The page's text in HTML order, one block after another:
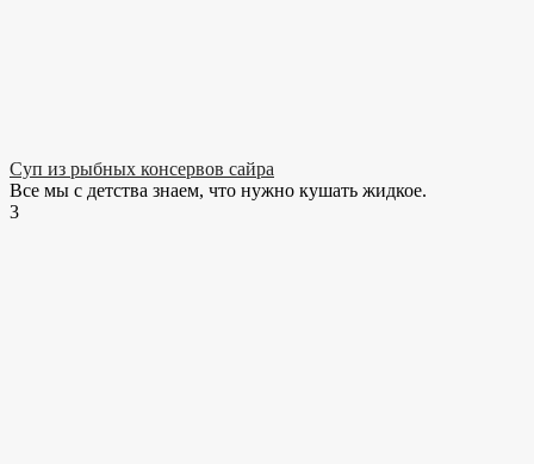
Суп из рыбных консервов сайра
Все мы с детства знаем, что нужно кушать жидкое.
3